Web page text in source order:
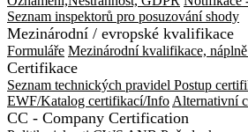
Seznam inspektorů pro posuzování shody
Mezinárodní / evropské kvalifikace
Formuláře Mezinárodní kvalifikace,
Certifikace
Seznam technických pravidel Postup
EWF/Katalog certifikací/Info Alternativní
CC - Company Certification